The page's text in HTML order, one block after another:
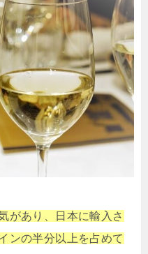
があり、日本に輸入さ
ンの半分以上を占めて